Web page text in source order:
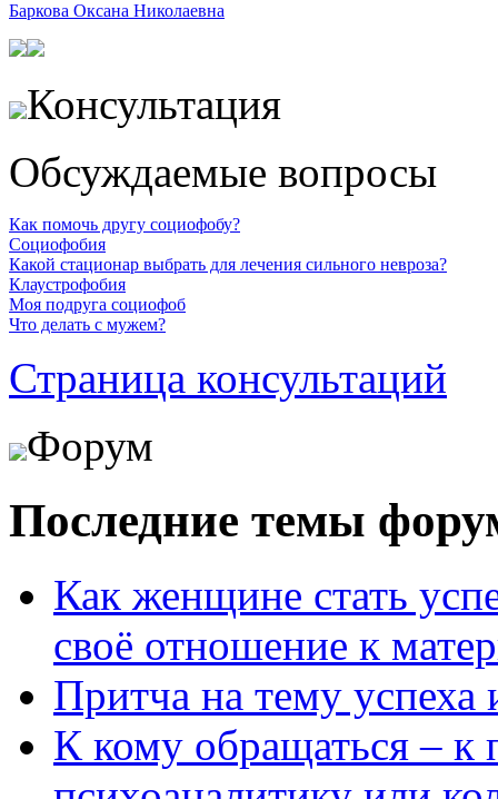
Баркова Оксана Николаевна
Консультация
Обсуждаемые вопросы
Как помочь другу социофобу?
Социофобия
Какой стационар выбрать для лечения сильного невроза?
Клаустрофобия
Моя подруга социофоб
Что делать с мужем?
Страница консультаций
Форум
Последние темы
Как женщине стать
своё отношение к
Притча на тему успеха
К кому обращаться – к